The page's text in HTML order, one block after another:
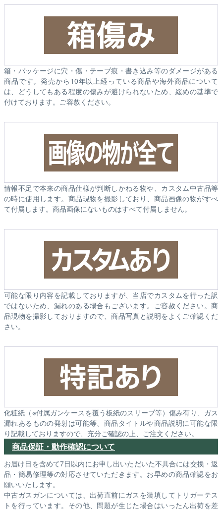
箱・パッケージに穴・傷・テープ痕・書き込み等のダメージがある
商品です。発売から10年以上経っている商品や海外商品について
は、どうしてもある程度の傷みが避けられないため、緩めの基準で
付けております。ご容赦ください。
情報不足で本来の商品仕様が判断しかねる物や、カスタム中古品等
の時に使用します。商品現物を撮影しており、商品画像の物がすべ
て付属します。商品画像にないものはすべて付属しません。
可能な限り内容を記載しておりますが、当店でカスタムを行った訳
ではないため、漏れのある場合もございます。ご容赦ください。商
品現物を撮影しておりますので、商品写真と説明をよくご確認くだ
さい。
化粧紙（※付属ガンケースを覆う板紙のスリーブ等）傷み有り、ガス
漏れあるものの発射は可能等、商品タイトルや商品説明に可能な限
り記載しておりますので、充分ご確認の上、ご注文ください。
商品保証・動作確認について
お届け日を含めて7日以内にお申し出いただいた不具合には交換・返
品・簡易修理等の対応させていただきます。お早めの商品確認をお
願いいたします。
中古ガスガンについては、出荷直前にガスを装填してトリガーテス
トを行っています。その他、問題が生じた場合はいったん出荷を差